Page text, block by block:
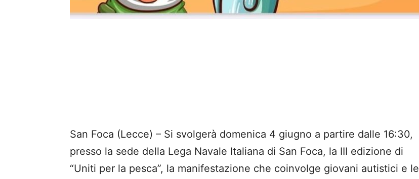
San Foca (Lecce) – Si svolgerà domenica 4 giugno a partire dalle 16:30,
presso la sede della Lega Navale Italiana di San Foca, la III edizione di
“Uniti per la pesca”, la manifestazione che coinvolge giovani autistici e le